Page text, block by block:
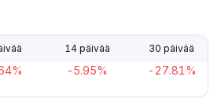
14 päivää 30 päivää
-5.95% -27.81%